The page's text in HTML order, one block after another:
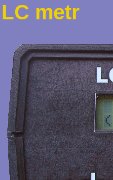
LC metr